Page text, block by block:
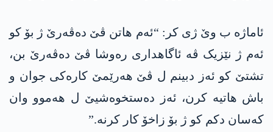
ئاماژە ب وێ ژی کر: “ئەم ھاتن ڤێ دەڤەرێ ژ بۆ کو
ئەم ژ نێزیک ڤە ئاگاھداری رەوشا ڤێ دەڤەرێ بن،
تشتێ کو ئەز دبینم ل ڤێ ھەرێمێ کارەکی جوان و
باش ھاتیە کرن، ئەز دەستخوەشیێ ل ھەموو وان
کەسان دکم کو ژ بۆ زاخۆ کار کرنە.”